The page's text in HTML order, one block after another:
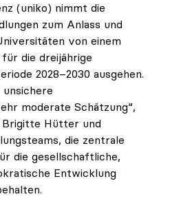
(uniko) nimmt die
zum Anlass und
von einem
die dreijährige
2028–2030 ausgehen.
moderate Schätzung“,
Hütter und
die zentrale
die gesellschaftliche,
Entwicklung